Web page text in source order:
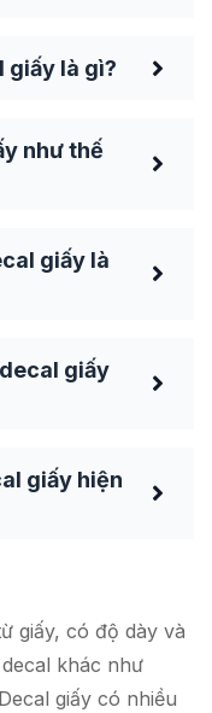
giấy là gì?
như thế
giấy là
giấy
giấy hiện
giấy, có độ dày và
khác như
giấy có nhiều